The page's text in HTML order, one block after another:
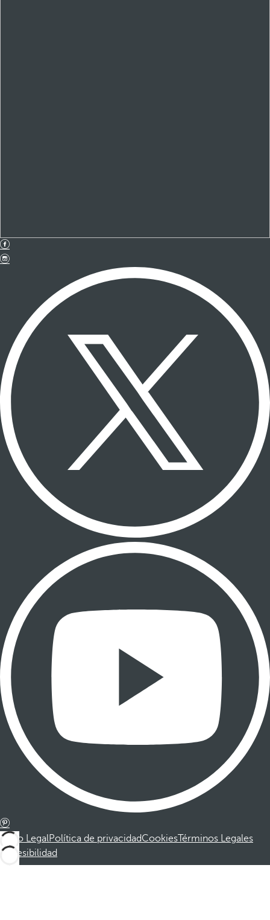
Aviso LegalPolítica de privacidadCookiesTérminos Legales
Accesibilidad